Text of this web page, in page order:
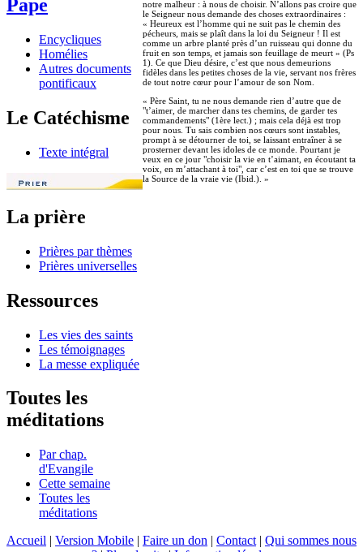
Pape
Encycliques
Homélies
Autres documents
pontificaux
Le Catéchisme
Texte intégral
La prière
Prières par thèmes
Prières universelles
Ressources
Les vies des saints
Les témoignages
La messe expliquée
Toutes les
méditations
Par chap.
d'Evangile
Cette semaine
Toutes les
méditations
notre malheur : à nous de choisir. N’allons pas croire que
le Seigneur nous demande des choses extraordinaires :
« Heureux est l’homme qui ne suit pas le chemin des
pécheurs, mais se plaît dans la loi du Seigneur ! Il est
comme un arbre planté près d’un ruisseau qui donne du
fruit en son temps, et jamais son feuillage de meurt » (Ps
1). Ce que Dieu désire, c’est que nous demeurions
fidèles dans les petites choses de la vie, servant nos frères
de tout notre cœur pour l’amour de son Nom.
« Père Saint, tu ne nous demande rien d’autre que de
"t’aimer, de marcher dans tes chemins, de garder tes
commandements" (1ère lect.) ; mais cela déjà est trop
pour nous. Tu sais combien nos cœurs sont instables,
prompt à se détourner de toi, se laissant entraîner à se
prosterner devant les idoles de ce monde. Pourtant je
veux en ce jour "choisir la vie en t’aimant, en écoutant ta
voix, en m’attachant à toi", car c’est en toi que se trouve
la Source de la vraie vie (Ibid.). »
Accueil | Version Mobile | Faire un don | Contact | Qui sommes nous